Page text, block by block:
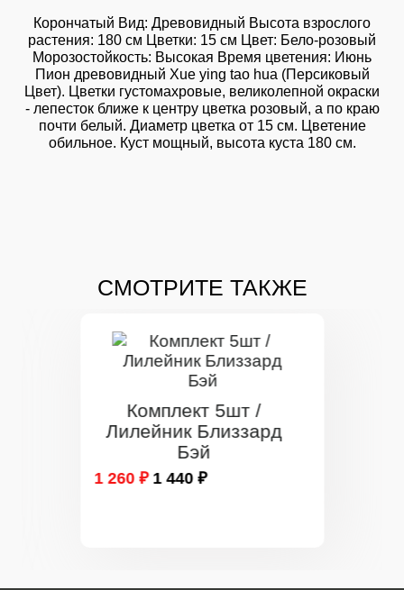
Корончатый Вид: Древовидный Высота взрослого
растения: 180 см Цветки: 15 см Цвет: Бело-розовый
Морозостойкость: Высокая Время цветения: Июнь
Пион древовидный Xue ying tao hua (Персиковый
Цвет). Цветки густомахровые, великолепной окраски
- лепесток ближе к центру цветка розовый, а по краю
почти белый. Диаметр цветка от 15 см. Цветение
обильное. Куст мощный, высота куста 180 см.
СМОТРИТЕ ТАКЖЕ
Комплект 5шт /
Лилейник Близзард
Бэй
1 260 ₽ 1 440 ₽